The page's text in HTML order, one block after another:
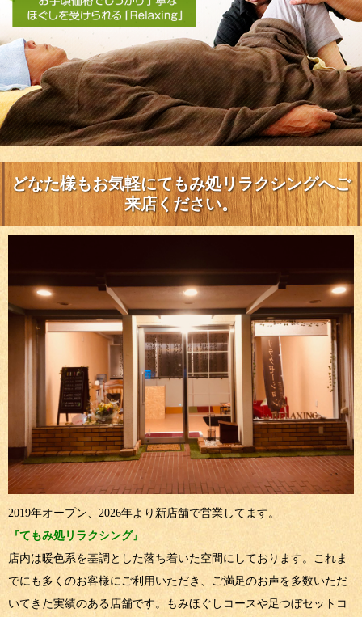
どなた様もお気軽にてもみ処リラクシングへご
来店ください。
2019年オープン、2026年より新店舗で営業してます。
『てもみ処リラクシング』
店内は暖色系を基調とした落ち着いた空間にしております。これま
でにも多くのお客様にご利用いただき、ご満足のお声を多数いただ
いてきた実績のある店舗です。もみほぐしコースや足つぼセットコ